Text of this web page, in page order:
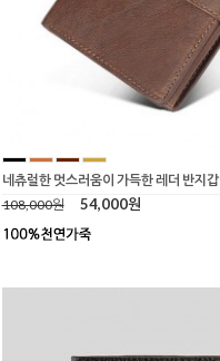
네츄럴한 멋스러움이 가득한 레더 반지갑
108,000원
54,000원